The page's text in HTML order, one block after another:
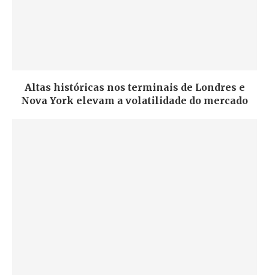
Altas históricas nos terminais de Londres e
Nova York elevam a volatilidade do mercado